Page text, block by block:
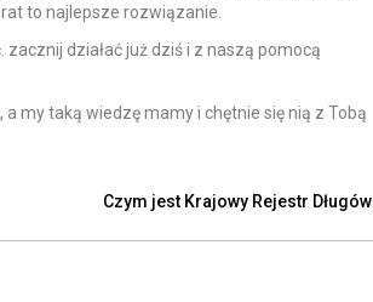
to najlepsze rozwiązanie.
działać już dziś i z naszą pomocą
my taką wiedzę mamy i chętnie się nią z Tobą
Czym jest Krajowy Rejestr Długów